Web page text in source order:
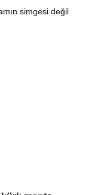
simgesi değil